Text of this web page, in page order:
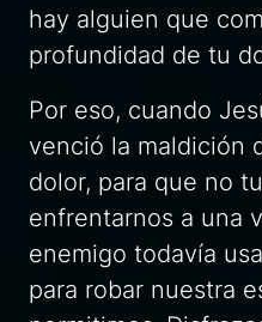
hay alguien que
profundidad de tu
Por eso, cuando
venció la maldición
dolor, para que no
enfrentarnos a una
enemigo todavía
para robar nuestra